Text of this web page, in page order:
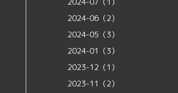
2024-06（2）
2024-05（3）
2024-01（3）
2023-12（1）
2023-11（2）